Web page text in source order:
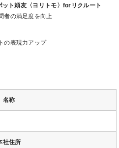
ト頼友〈ヨリトモ〉forリクルート
者の満足度を向上
の表現力アップ
名称
社住所